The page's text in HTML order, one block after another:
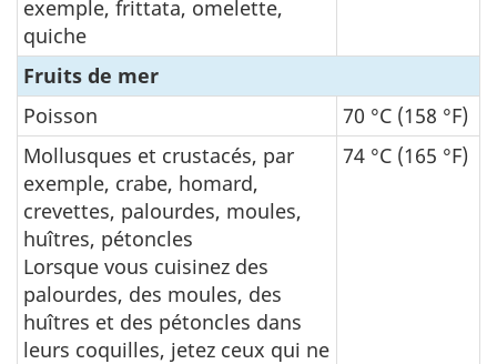
exemple, frittata, omelette,
quiche
Fruits de mer
Poisson
70 °C (158 °F)
Mollusques et crustacés, par
exemple, crabe, homard,
crevettes, palourdes, moules,
huîtres, pétoncles
Lorsque vous cuisinez des
palourdes, des moules, des
huîtres et des pétoncles dans
leurs coquilles, jetez ceux qui ne
74 °C (165 °F)